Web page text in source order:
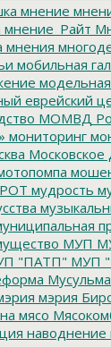
мнение
мнение_Райт
мнения
мобильная
еврейский
МОМВД
мониторинг
Московское
мудрость
МУП
"ПАТП" МУП
мэрия
мясо
наводнение